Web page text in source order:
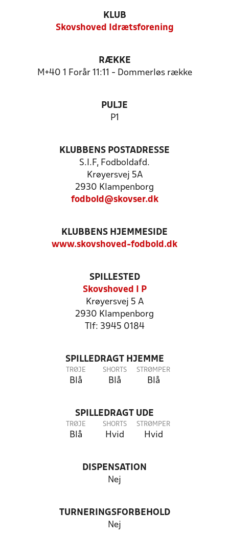
KLUB
Skovshoved Idrætsforening
RÆKKE
M+40 1 Forår 11:11 - Dommerløs række
PULJE
P1
KLUBBENS POSTADRESSE
S.I.F, Fodboldafd.
Krøyersvej 5A
2930 Klampenborg
fodbold@skovser.dk
KLUBBENS HJEMMESIDE
www.skovshoved-fodbold.dk
SPILLESTED
Skovshoved I P
Krøyersvej 5 A
2930 Klampenborg
Tlf: 3945 0184
SPILLEDRAGT HJEMME
TRØJE
Blå
SHORTS
Blå
STRØMPER
Blå
SPILLEDRAGT UDE
TRØJE
Blå
SHORTS
Hvid
STRØMPER
Hvid
DISPENSATION
Nej
TURNERINGSFORBEHOLD
Nej